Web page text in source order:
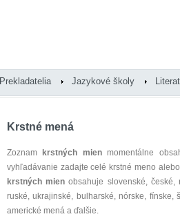
Prekladatelia Jazykové školy
Krstné mená
Zoznam krstných mienmomentálne
vyhľadávanie zadajte celé krstné meno
krstných mien obsahuje slovenské, české,
ruské, ukrajinské, bulharské, nórske, fínske,
americké mená a ďalšie.